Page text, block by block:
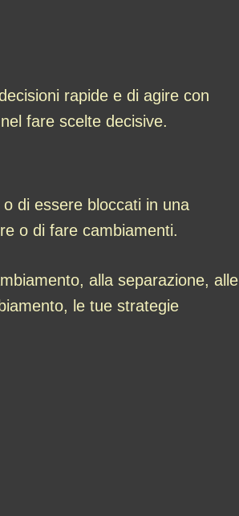
rapide e di agire con
fare scelte decisive.
di essere bloccati in una
o di fare cambiamenti.
alla separazione, alle
le tue strategie